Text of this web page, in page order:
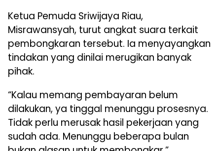
Ketua Pemuda Sriwijaya Riau,
Misrawansyah, turut angkat suara terkait
pembongkaran tersebut. Ia menyayangkan
tindakan yang dinilai merugikan banyak
pihak.
“Kalau memang pembayaran belum
dilakukan, ya tinggal menunggu prosesnya.
Tidak perlu merusak hasil pekerjaan yang
sudah ada. Menunggu beberapa bulan